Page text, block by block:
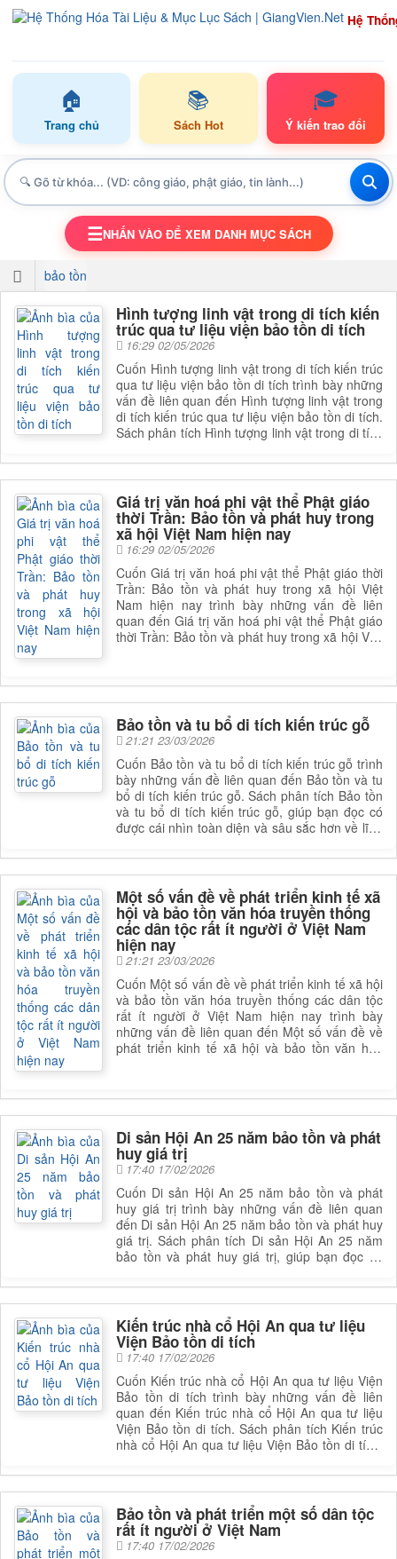
Hệ
🏠
Trang chủ
📚
Sách Hot
🎓
Ý kiến trao đổi
TOGGLE NAVIGATION
☰NHẤN VÀO ĐỂ XEM DANH MỤC SÁCH
bảo tồn
Hình tượng linh vật trong di tích kiến
trúc qua tư liệu viện bảo tồn di tích
16:29 02/05/2026
Cuốn Hình tượng linh vật trong di tích kiến trúc
qua tư liệu viện bảo tồn di tích trình bày những
vấn đề liên quan đến Hình tượng linh vật trong
di tích kiến trúc qua tư liệu viện bảo tồn di tích.
Sách phân tích Hình tượng linh vật trong di tích
bạn đọc có được cái nhìn toàn diện và sâu sắc
hơn về lĩnh vực này. Để nắm rõ nội dung cụ
thể, bạn đọc có thể tham khảo phần mục lục
trong mục chi tiết bên dưới.
Giá trị văn hoá phi vật thể Phật giáo
thời Trần: Bảo tồn và phát huy trong
xã hội Việt Nam hiện nay
16:29 02/05/2026
Cuốn Giá trị văn hoá phi vật thể Phật giáo thời
Trần: Bảo tồn và phát huy trong xã hội Việt
Nam hiện nay trình bày những vấn đề liên
quan đến Giá trị văn hoá phi vật thể Phật giáo
thời Trần: Bảo tồn và phát huy trong xã hội Việt
huy trong xã hội Việt Nam hiện nay, giúp bạn
đọc có được cái nhìn toàn diện và sâu sắc hơn
về lĩnh vực này. Để nắm rõ nội dung cụ thể,
bạn đọc có thể tìm cuốn sách để đọc
Bảo tồn và tu bổ di tích kiến trúc gỗ
21:21 23/03/2026
Cuốn Bảo tồn và tu bổ di tích kiến trúc gỗ trình
bày những vấn đề liên quan đến Bảo tồn và tu
bổ di tích kiến trúc gỗ. Sách phân tích Bảo tồn
và tu bổ di tích kiến trúc gỗ, giúp bạn đọc có
được cái nhìn toàn diện và sâu sắc hơn về lĩnh
có thể tham khảo phần mục lục trong mục chi
tiết bên dưới.
Một số vấn đề về phát triển kinh tế xã
hội và bảo tồn văn hóa truyền thống
các dân tộc rất ít người ở Việt Nam
hiện nay
21:21 23/03/2026
Cuốn Một số vấn đề về phát triển kinh tế xã hội
và bảo tồn văn hóa truyền thống các dân tộc
rất ít người ở Việt Nam hiện nay trình bày
những vấn đề liên quan đến Một số vấn đề về
phát triển kinh tế xã hội và bảo tồn văn hóa
về phát triển kinh tế xã hội và bảo tồn văn hóa
truyền thống các dân tộc rất ít người ở Việt
Nam hiện nay, giúp bạn đọc có được cái nhìn
toàn diện và sâu sắc hơn về lĩnh vực này. Để
nắm rõ nội dung cụ thể, bạn đọc có thể tham
khảo phần mục lục trong mục chi tiết bên dưới.
Di sản Hội An 25 năm bảo tồn và phát
huy giá trị
17:40 17/02/2026
Cuốn Di sản Hội An 25 năm bảo tồn và phát
huy giá trị trình bày những vấn đề liên quan
đến Di sản Hội An 25 năm bảo tồn và phát huy
giá trị. Sách phân tích Di sản Hội An 25 năm
bảo tồn và phát huy giá trị, giúp bạn đọc có
vực này. Để nắm rõ nội dung cụ thể, bạn đọc
có thể tham khảo phần mục lục trong mục chi
tiết bên dưới.
Kiến trúc nhà cổ Hội An qua tư liệu
Viện Bảo tồn di tích
17:40 17/02/2026
Cuốn Kiến trúc nhà cổ Hội An qua tư liệu Viện
Bảo tồn di tích trình bày những vấn đề liên
quan đến Kiến trúc nhà cổ Hội An qua tư liệu
Viện Bảo tồn di tích. Sách phân tích Kiến trúc
nhà cổ Hội An qua tư liệu Viện Bảo tồn di tích,
sắc hơn về lĩnh vực này. Để nắm rõ nội dung
cụ thể, bạn đọc có thể tham khảo phần mục lục
trong mục chi tiết bên dưới.
Bảo tồn và phát triển một số dân tộc
rất ít người ở Việt Nam
17:40 17/02/2026